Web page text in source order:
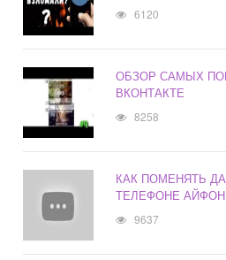
6120
ОБЗОР САМЫХ
ВКОНТАКТЕ
8258
КАК ПОМЕНЯТЬ
ТЕЛЕФОНЕ АЙФОН
9637